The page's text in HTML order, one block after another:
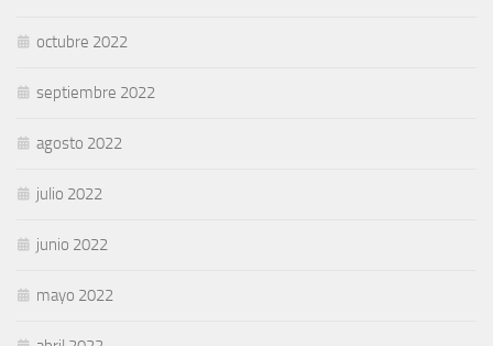
octubre 2022
septiembre 2022
agosto 2022
julio 2022
junio 2022
mayo 2022